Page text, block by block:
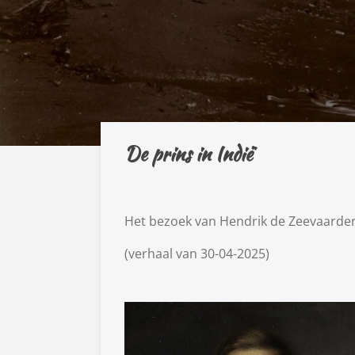
De prins in Indië
Het bezoek van Hendrik de
(verhaal van 30-04-2025)